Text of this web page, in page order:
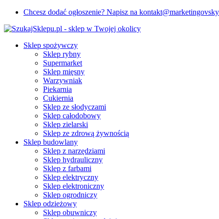
Chcesz dodać ogłoszenie? Napisz na
Sklep spożywczy
Sklep rybny
Supermarket
Sklep mięsny
Warzywniak
Piekarnia
Cukiernia
Sklep ze słodyczami
Sklep całodobowy
Sklep zielarski
Sklep ze zdrową żywnością
Sklep budowlany
Sklep z narzędziami
Sklep hydrauliczny
Sklep z farbami
Sklep elektryczny
Sklep elektroniczny
Sklep ogrodniczy
Sklep odzieżowy
Sklep obuwniczy